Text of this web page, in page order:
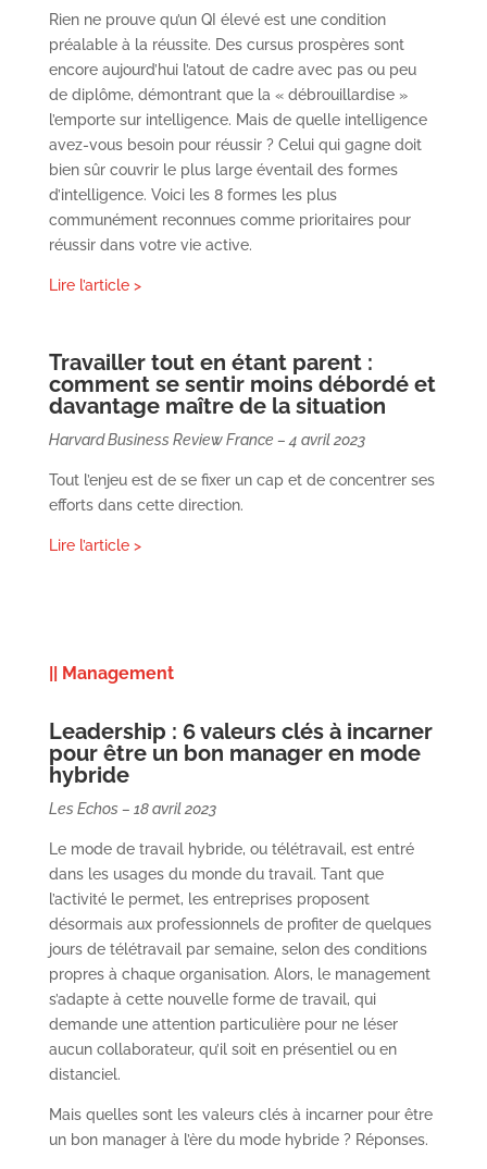
Rien ne prouve qu’un QI élevé est une condition
préalable à la réussite. Des cursus prospères sont
encore aujourd’hui l’atout de cadre avec pas ou peu
de diplôme, démontrant que la « débrouillardise »
l’emporte sur intelligence. Mais de quelle intelligence
avez-vous besoin pour réussir ? Celui qui gagne doit
bien sûr couvrir le plus large éventail des formes
d’intelligence. Voici les 8 formes les plus
communément reconnues comme prioritaires pour
réussir dans votre vie active.
Lire l’article >
Travailler tout en étant parent :
comment se sentir moins débordé et
davantage maître de la situation
Harvard Business Review France – 4 avril 2023
Tout l’enjeu est de se fixer un cap et de concentrer ses
efforts dans cette direction.
Lire l’article >
|| Management
Leadership : 6 valeurs clés à incarner
pour être un bon manager en mode
hybride
Les Echos – 18 avril 2023
Le mode de travail hybride, ou télétravail, est entré
dans les usages du monde du travail. Tant que
l’activité le permet, les entreprises proposent
désormais aux professionnels de profiter de quelques
jours de télétravail par semaine, selon des conditions
propres à chaque organisation. Alors, le management
s’adapte à cette nouvelle forme de travail, qui
demande une attention particulière pour ne léser
aucun collaborateur, qu’il soit en présentiel ou en
distanciel.
Mais quelles sont les valeurs clés à incarner pour être
un bon manager à l’ère du mode hybride ? Réponses.